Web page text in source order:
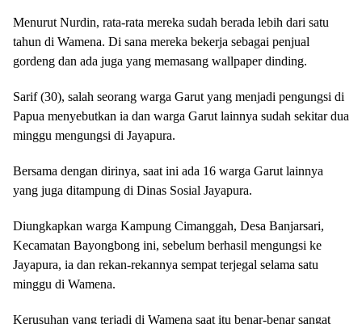
Menurut Nurdin, rata-rata mereka sudah berada lebih dari satu
tahun di Wamena. Di sana mereka bekerja sebagai penjual
gordeng dan ada juga yang memasang wallpaper dinding.
Sarif (30), salah seorang warga Garut yang menjadi pengungsi di
Papua menyebutkan ia dan warga Garut lainnya sudah sekitar dua
minggu mengungsi di Jayapura.
Bersama dengan dirinya, saat ini ada 16 warga Garut lainnya
yang juga ditampung di Dinas Sosial Jayapura.
Diungkapkan warga Kampung Cimanggah, Desa Banjarsari,
Kecamatan Bayongbong ini, sebelum berhasil mengungsi ke
Jayapura, ia dan rekan-rekannya sempat terjegal selama satu
minggu di Wamena.
Kerusuhan yang terjadi di Wamena saat itu benar-benar sangat